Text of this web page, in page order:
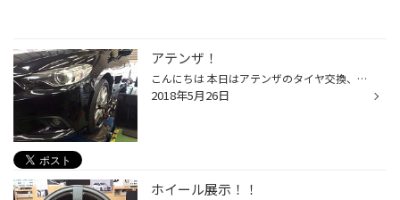
アテンザ！
こんにちは 本日はアテンザのタイヤ交換、アライメントをご紹介 タイヤはレグノ GRーXI なかなかに重量のあるお車なので、アライメントでタイヤ長持ち！！ 最近のマツダ車、カッコいいなぁ、、、、。 また、100km点検でお待ちしております。
2018年5月26日
ホイール展示！！